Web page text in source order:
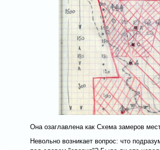
Она озаглавлена как Схема замеров
Невольно возникает вопрос: что